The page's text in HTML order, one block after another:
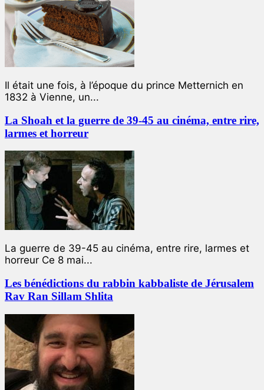
Il était une fois, à l’époque du prince Metternich en
1832 à Vienne, un...
La Shoah et la guerre de 39-45 au cinéma, entre rire,
larmes et horreur
La guerre de 39-45 au cinéma, entre rire, larmes et
horreur Ce 8 mai...
Les bénédictions du rabbin kabbaliste de Jérusalem
Rav Ran Sillam Shlita